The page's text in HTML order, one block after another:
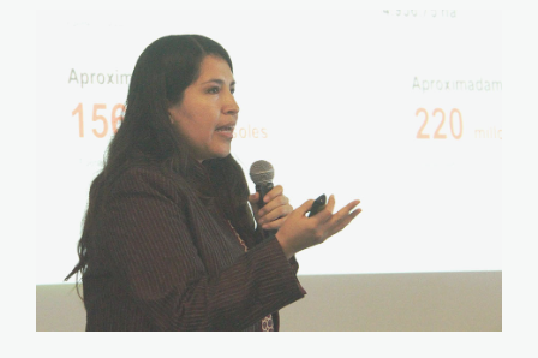
alicia-abanto—-spda